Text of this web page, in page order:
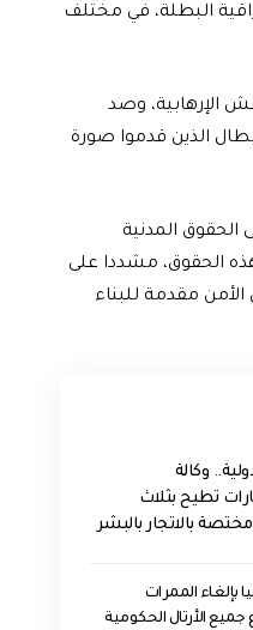
البطلة، في مختلف
الإرهابية، وصد
الذين قدموا صورة
المدنية
الحقوق، مشددا على
الأمن مقدمة للبناء
وكالة
تطيح بثلاث
بالاتجار بالبشر
بإلغاء الممرات
الأرتال الحكومية